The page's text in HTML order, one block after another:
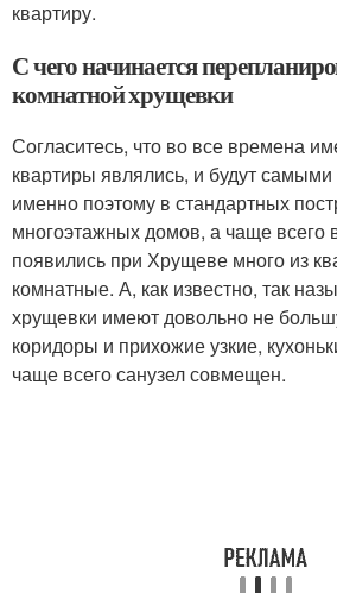
квартиру.
С чего начинается
комнатной хрущевки
Согласитесь, что во все времена
квартиры являлись, и будут
именно поэтому в стандартных
многоэтажных домов, а чаще всего
появились при Хрущеве много из
комнатные. А, как известно, так
хрущевки имеют довольно не
коридоры и прихожие узкие,
чаще всего санузел совмещен.